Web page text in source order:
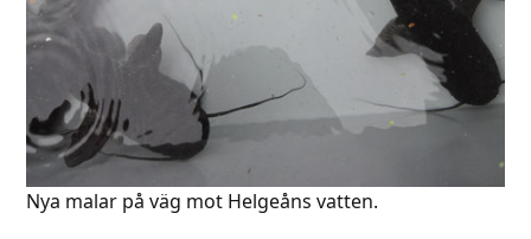
Nya malar på väg mot Helgeåns vatten.